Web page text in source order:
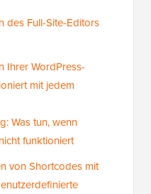
des Full-Site-Editors
Ihrer WordPress-
mit jedem
Was tun, wenn
funktioniert
von Shortcodes mit